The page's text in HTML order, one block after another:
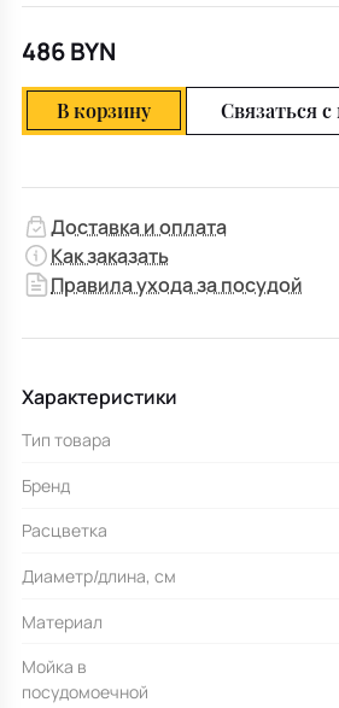
486 BYN
В корзину Связаться
Доставка и оплата
Как заказать
Правила ухода за посудой
Характеристики
Тип товара
Бренд
Расцветка
Диаметр/длина, см
Материал
Мойка в
посудомоечной